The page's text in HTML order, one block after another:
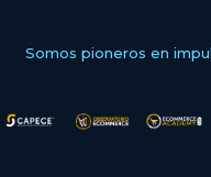
Somos pioneros en